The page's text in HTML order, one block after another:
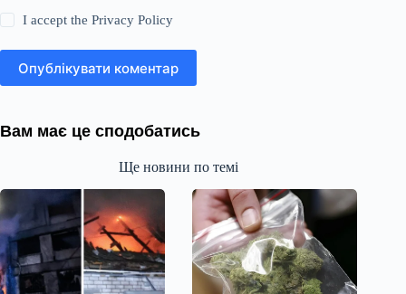
I accept thePrivacy Policy
Опублікувати коментар
Вам має це сподобатись
Ще новини по темі